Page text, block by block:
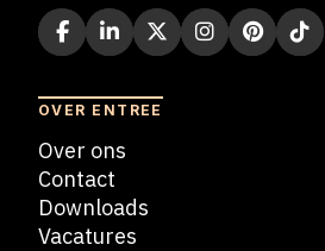
OVER ENTREE
Over ons
Contact
Downloads
Vacatures